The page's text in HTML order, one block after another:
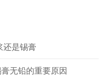
还是锡膏
无铅的重要原因